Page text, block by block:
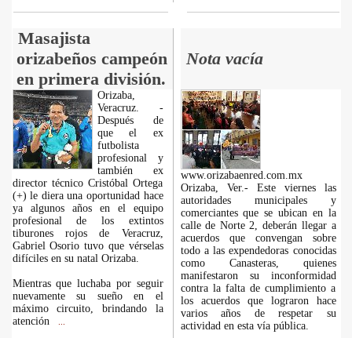
Masajista
orizabeños campeón
en primera división.
Nota vacía
Orizaba,
Veracruz. -
Después de
que el ex
futbolista
profesional y
también ex
director técnico Cristóbal Ortega
(+) le diera una oportunidad hace
ya algunos años en el equipo
profesional de los extintos
tiburones rojos de Veracruz,
Gabriel Osorio tuvo que vérselas
difíciles en su natal Orizaba.
Mientras que luchaba por seguir
nuevamente su sueño en el
máximo circuito, brindando la
atención
www.orizabaenred.com.mx
Orizaba, Ver.- Este viernes las
autoridades municipales y
comerciantes que se ubican en la
calle de Norte 2, deberán llegar a
acuerdos que convengan sobre
todo a las expendedoras conocidas
como Canasteras, quienes
manifestaron su inconformidad
contra la falta de cumplimiento a
los acuerdos que lograron hace
varios años de respetar su
actividad en esta vía pública.